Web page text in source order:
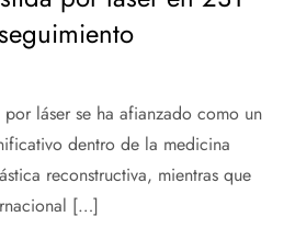
por láser se ha afianzado como un
dentro de la medicina
reconstructiva, mientras que
[…]